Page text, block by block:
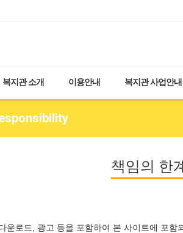
복지관 소개 이용안내 복지관 사업안내
책임의 한
운로드, 광고 등을 포함하여 본 사이트에 포